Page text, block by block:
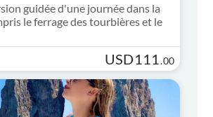
guidée d'une journée dans la
le ferrage des tourbières et le
USD111 .00